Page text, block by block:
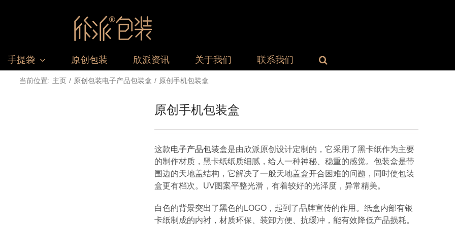
手提袋 原创包装 欣派资讯 关于我们 联系我们
当前位置: 主页 原创包装电子产品包装盒 原创手机包装盒
原创手机包装盒
这款电子产品包装盒是由欣派原创设计定制的，它采用了黑卡纸作为主要
的制作材质，黑卡纸纸质细腻，给人一种神秘、稳重的感觉。包装盒是带
围边的天地盖结构，它解决了一般天地盖盒开合困难的问题，同时使包装
盒更有档次。UV图案平整光滑，有着较好的光泽度，异常精美。
白色的背景突出了黑色的LOGO，起到了品牌宣传的作用。纸盒内部有银
卡纸制成的内衬，材质环保、装卸方便、抗缓冲，能有效降低产品损耗。